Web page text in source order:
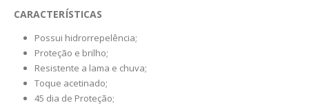
CARACTERÍSTICAS
Possui hidrorrepelência;
Proteção e brilho;
Resistente a lama e chuva;
Toque acetinado;
45 dia de Proteção;